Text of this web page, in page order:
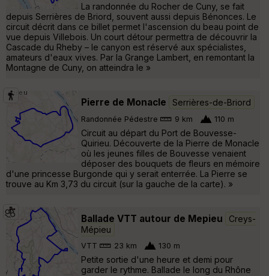
La randonnée du Rocher de Cuny, se fait
depuis Serrières de Briord, souvent aussi depuis Bénonces. Le
circuit décrit dans ce billet permet l'ascension du beau point de
vue depuis Villebois. Un court détour permettra de découvrir la
Cascade du Rheby – le canyon est réservé aux spécialistes,
amateurs d'eaux vives. Par la Grange Lambert, en remontant la
Montagne de Cuny, on atteindra le »
Pierre de Monacle Serrières-de-Briord
Randonnée Pédestre 9 km 110 m
Circuit au départ du Port de Bouvesse-
Quirieu. Découverte de la Pierre de Monacle
où les jeunes filles de Bouvesse venaient
déposer des bouquets de fleurs en mémoire
d'une princesse Burgonde qui y serait enterrée. La Pierre se
trouve au Km 3,73 du circuit (sur la gauche de la carte). »
Ballade VTT autour de Mepieu
Creys-
Mépieu
VTT 23 km 130 m
Petite sortie d'une heure et demi pour
garder le rythme. Ballade le long du Rhône